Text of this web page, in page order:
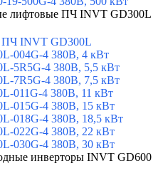
лифтовые ПЧ INVT GD300L
ПЧ INVT GD300L
004G-4 380В, 4 кВт
5R5G-4 380В, 5,5 кВт
7R5G-4 380В, 7,5 кВт
011G-4 380В, 11 кВт
015G-4 380В, 15 кВт
018G-4 380В, 18,5 кВт
022G-4 380В, 22 кВт
030G-4 380В, 30 кВт
инверторы INVT GD600